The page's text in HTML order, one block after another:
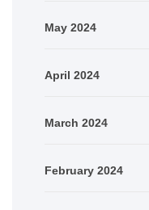
May 2024
April 2024
March 2024
February 2024